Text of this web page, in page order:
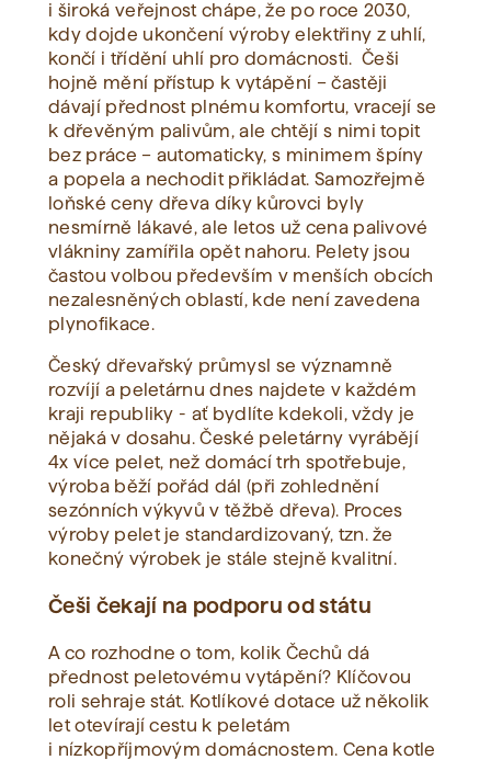
i široká veřejnost chápe, že po roce 2030,
kdy dojde ukončení výroby elektřiny z uhlí,
končí i třídění uhlí pro domácnosti. Češi
hojně mění přístup k vytápění – častěji
dávají přednost plnému komfortu, vracejí se
k dřevěným palivům, ale chtějí s nimi topit
bez práce – automaticky, s minimem špíny
a popela a nechodit přikládat. Samozřejmě
loňské ceny dřeva díky kůrovci byly
nesmírně lákavé, ale letos už cena palivové
vlákniny zamířila opět nahoru. Pelety jsou
častou volbou především v menších obcích
nezalesněných oblastí, kde není zavedena
plynofikace.
Český dřevařský průmysl se významně
rozvíjí a peletárnu dnes najdete v každém
kraji republiky - ať bydlíte kdekoli, vždy je
nějaká v dosahu. České peletárny vyrábějí
4x více pelet, než domácí trh spotřebuje,
výroba běží pořád dál (při zohlednění
sezónních výkyvů v těžbě dřeva). Proces
výroby pelet je standardizovaný, tzn. že
konečný výrobek je stále stejně kvalitní.
Češi čekají na podporu od státu
A co rozhodne o tom, kolik Čechů dá
přednost peletovému vytápění? Klíčovou
roli sehraje stát. Kotlíkové dotace už několik
let otevírají cestu k peletám
i nízkopříjmovým domácnostem. Cena kotle